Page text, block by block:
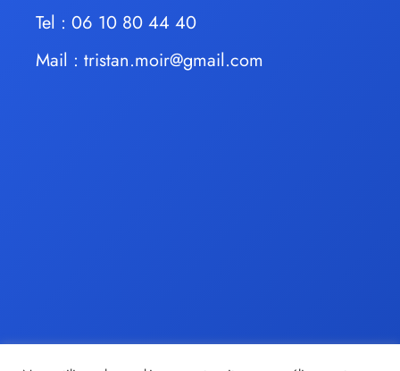
Tel : 06 10 80 44 40
Mail : tristan.moir@gmail.com